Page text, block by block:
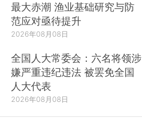
最大赤潮 渔业基础研究与防
范应对亟待提升
2026年08月08日
全国人大常委会：六名将领涉
嫌严重违纪违法 被罢免全国
人大代表
2026年08月08日